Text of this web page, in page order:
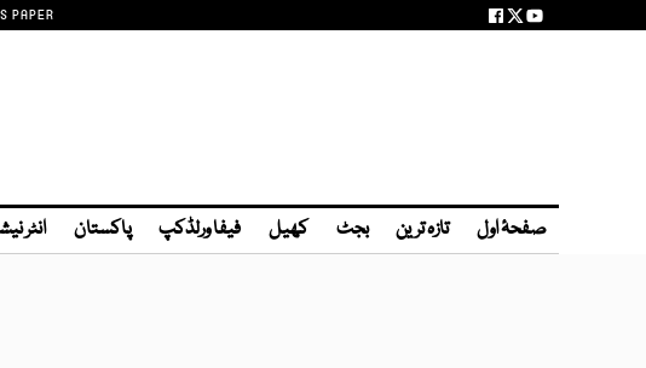
PAPER
صفحۂ اول تازہ ترین بجٹ کھیل فیفا ورلڈکپ پاکستان انٹر